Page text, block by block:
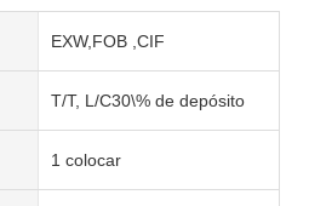
EXW,FOB ,CIF
T/T, L/C30\% de depósito
1 colocar